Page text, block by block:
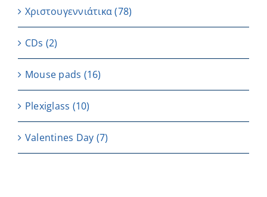
Χριστουγεννιάτικα(78)
CDs (2)
Μouse pads (16)
Plexiglass (10)
Valentines Day (7)